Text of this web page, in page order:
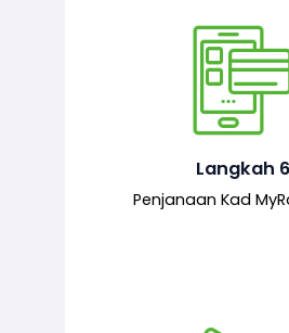
Langkah 6
Penjanaan Kad
Setelah permohonan
MyRadha’ah akan